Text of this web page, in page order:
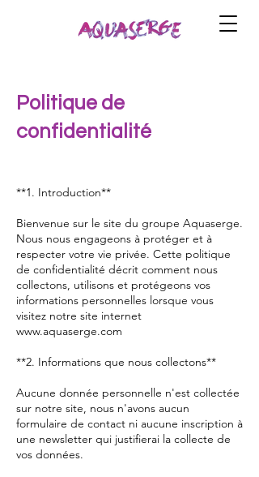
Politique de
confidentialité
**1. Introduction**
Bienvenue sur le site du groupe Aquaserge.
Nous nous engageons à protéger et à
respecter votre vie privée. Cette politique
de confidentialité décrit comment nous
collectons, utilisons et protégeons vos
informations personnelles lorsque vous
visitez notre site internet
www.aquaserge.com
**2. Informations que nous collectons**
Aucune donnée personnelle n'est collectée
sur notre site, nous n'avons aucun
formulaire de contact ni aucune inscription à
une newsletter qui justifierai la collecte de
vos données.